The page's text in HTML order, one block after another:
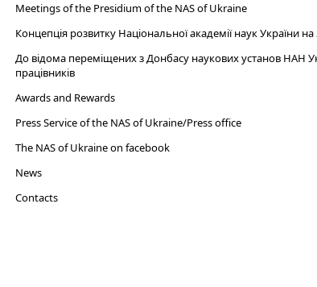
Meetings of the Presidium of the NAS of Ukraine
Концепція розвитку Національної академії наук України
До відома переміщених з Донбасу наукових установ НАН
працівників
Awards and Rewards
Press Service of the NAS of Ukraine/Press office
The NAS of Ukraine on facebook
News
Сontacts